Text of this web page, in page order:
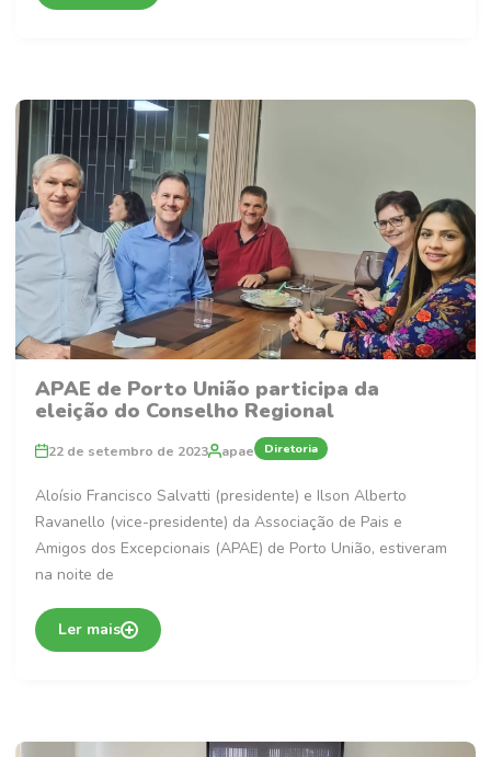
APAE de Porto União participa da
eleição do Conselho Regional
22 de setembro de 2023 apae Diretoria
Aloísio Francisco Salvatti (presidente) e Ilson Alberto
Ravanello (vice-presidente) da Associação de Pais e
Amigos dos Excepcionais (APAE) de Porto União, estiveram
na noite de
Ler mais